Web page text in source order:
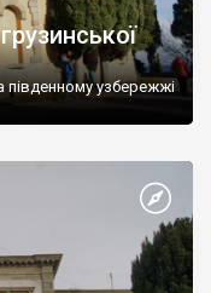
узбережжі